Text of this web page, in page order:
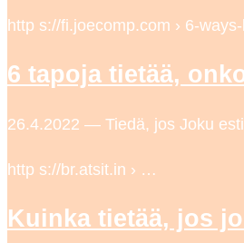
http s://fi.joecomp.com › 6-
6 tapoja tietää,
26.4.2022 — Tiedä, jos Joku
http s://br.atsit.in › …
Kuinka tietää, jos